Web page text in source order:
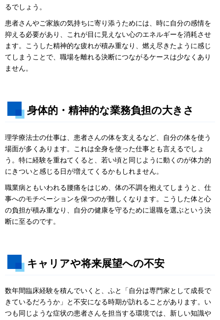
るでしょう。
患者さんやご家族の気持ちに寄り添うためには、時に自分の感情を
抑える必要があり、これが目に見えない心のエネルギーを消耗させ
ます。こうした精神的な疲れが積み重なり、燃え尽きたように感じ
てしまうことで、職場を離れる決断につながるケースは少なくあり
ません。
身体的・精神的な業務負担の大きさ
理学療法士の仕事は、患者さんの体を支えるなど、自分の体を使う
場面が多くあります。これは全身を使った仕事とも言えるでしょ
う。特に経験を重ねてくると、若い頃と同じように動くのが体力的
にきついと感じる日が増えてくるかもしれません。
職業病ともいわれる腰痛をはじめ、体の不調を抱えてしまうと、仕
事へのモチベーションを保つのが難しくなります。こうした体と心
の負担が積み重なり、自分の健康を守るために退職を選ぶという決
断に至るのです。
キャリアや将来展望への不安
数年間臨床経験を積んでいくと、ふと「自分は専門家として成長で
きているだろうか」と不安になる時期が訪れることがあります。い
つも同じような症状の患者さんを担当する環境では、新しい知識や